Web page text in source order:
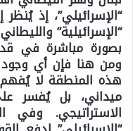
“الإسرائيلي”، إذ
“الإسرائيلية”
بصورة مباشرة في
ومن هنا فإن أي
هذه المنطقة لا يُفهم
ميداني، بل يُفسر
الاستراتيجي. وفي